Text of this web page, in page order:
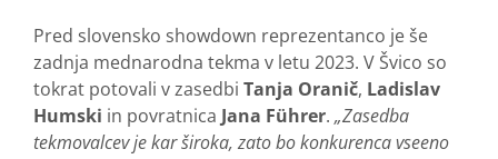
Pred slovensko showdown reprezentanco je še
zadnja mednarodna tekma v letu 2023. V Švico so
tokrat potovali v zasedbi Tanja Oranič, Ladislav
Humski in povratnica Jana Führer. „Zasedba
tekmovalcev je kar široka, zato bo konkurenca vseeno